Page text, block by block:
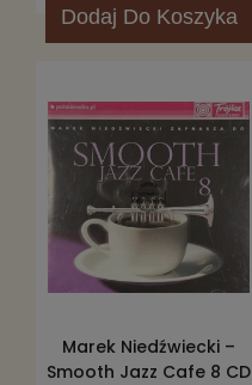
Dodaj Do Koszyka
Marek Niedźwiecki –
Smooth Jazz Cafe 8 CD